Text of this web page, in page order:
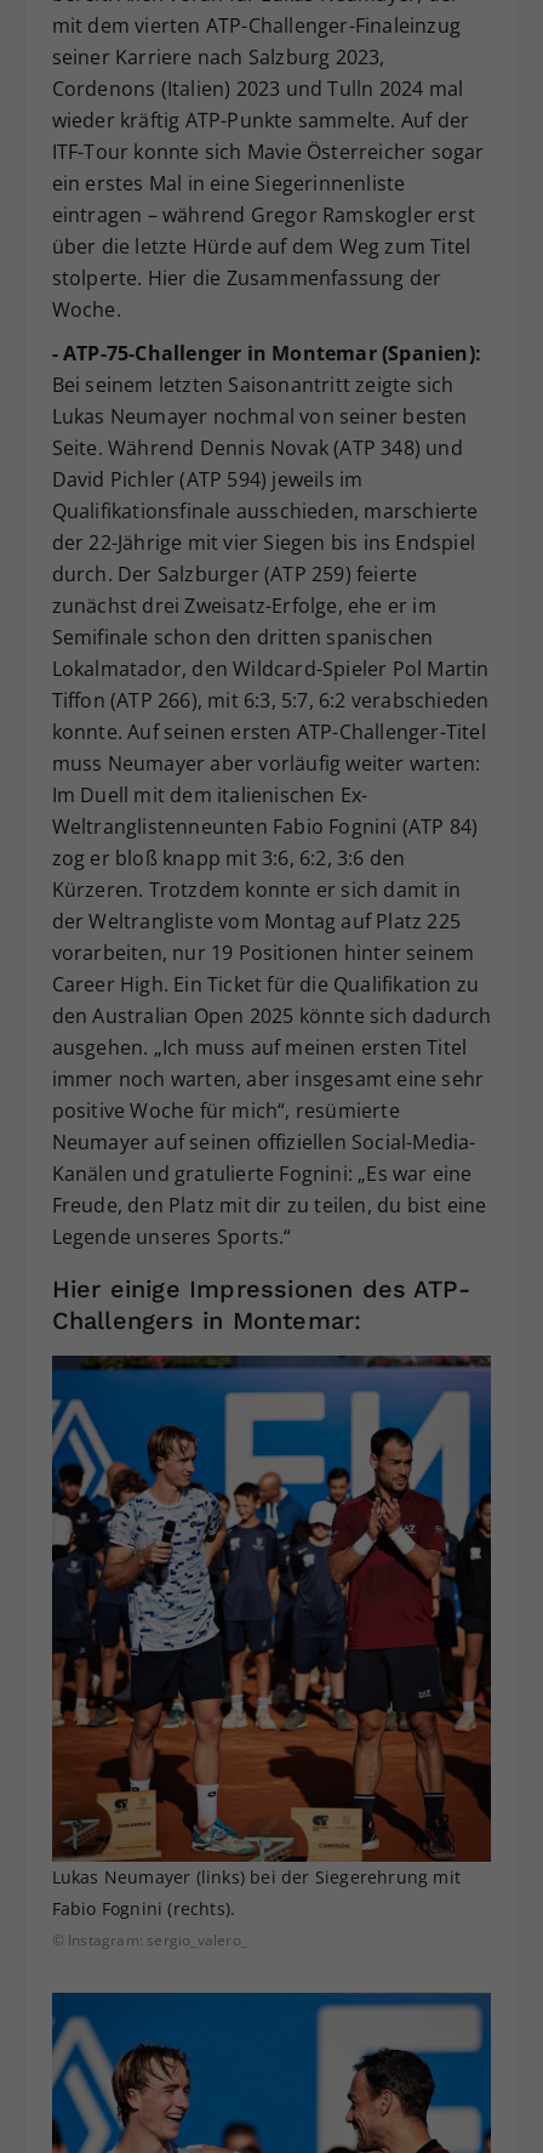
mit dem vierten ATP-Challenger-Finaleinzug
seiner Karriere nach Salzburg 2023,
Cordenons (Italien) 2023 und Tulln 2024 mal
wieder kräftig ATP-Punkte sammelte. Auf der
ITF-Tour konnte sich Mavie Österreicher sogar
ein erstes Mal in eine Siegerinnenliste
eintragen – während Gregor Ramskogler erst
über die letzte Hürde auf dem Weg zum Titel
stolperte. Hier die Zusammenfassung der
Woche.
- ATP-75-Challenger in Montemar (Spanien):
Bei seinem letzten Saisonantritt zeigte sich
Lukas Neumayer nochmal von seiner besten
Seite. Während Dennis Novak (ATP 348) und
David Pichler (ATP 594) jeweils im
Qualifikationsfinale ausschieden, marschierte
der 22-Jährige mit vier Siegen bis ins Endspiel
durch. Der Salzburger (ATP 259) feierte
zunächst drei Zweisatz-Erfolge, ehe er im
Semifinale schon den dritten spanischen
Lokalmatador, den Wildcard-Spieler Pol Martin
Tiffon (ATP 266), mit 6:3, 5:7, 6:2 verabschieden
konnte. Auf seinen ersten ATP-Challenger-Titel
muss Neumayer aber vorläufig weiter warten:
Im Duell mit dem italienischen Ex-
Weltranglistenneunten Fabio Fognini (ATP 84)
zog er bloß knapp mit 3:6, 6:2, 3:6 den
Kürzeren. Trotzdem konnte er sich damit in
der Weltrangliste vom Montag auf Platz 225
vorarbeiten, nur 19 Positionen hinter seinem
Career High. Ein Ticket für die Qualifikation zu
den Australian Open 2025 könnte sich dadurch
ausgehen. „Ich muss auf meinen ersten Titel
immer noch warten, aber insgesamt eine sehr
positive Woche für mich“, resümierte
Neumayer auf seinen offiziellen Social-Media-
Kanälen und gratulierte Fognini: „Es war eine
Freude, den Platz mit dir zu teilen, du bist eine
Legende unseres Sports.“
Hier einige Impressionen des ATP-
Challengers in Montemar:
Lukas Neumayer (links) bei der Siegerehrung mit
Fabio Fognini (rechts).
© Instagram: sergio_valero_
Zweck
Dieser Wert speichert Ihre Consent-
Einstellungen. Unter anderem eine
zufällig generierte ID, für die
historische Speicherung Ihrer
vorgenommen Einstellungen, falls der
Webseiten-Betreiber dies eingestellt
hat.